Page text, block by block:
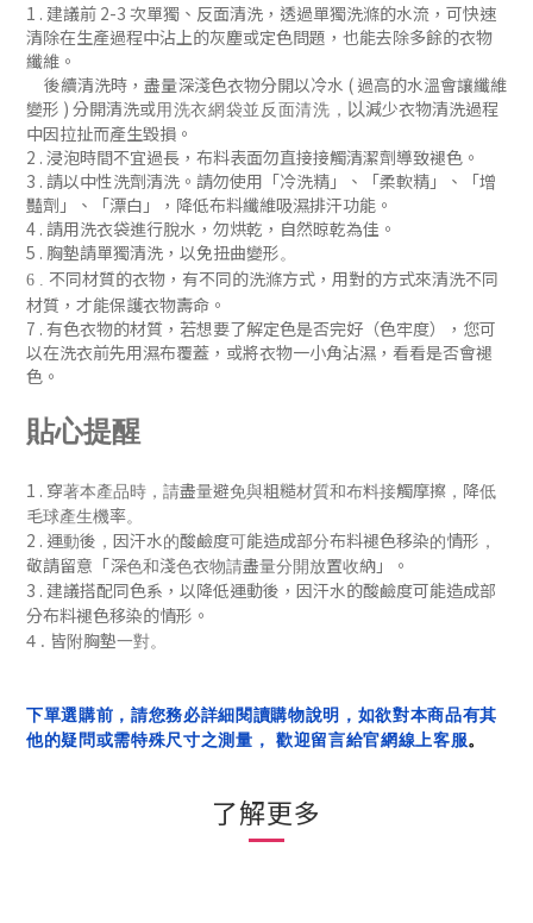
1 . 建議前 2-3 次單獨、反面清洗 ， 透過單獨洗滌的水流，可快速
清除在生產過程中沾上的灰塵或定色問題 ， 也能去除多餘的衣物
纖維。
後續清洗時 ，盡量深淺色衣物分開以冷水 ( 過高的水溫會讓纖維
變形 ) 分開清洗或用洗衣網袋並 反面清洗 ， 以減少衣物清洗過程
中因拉扯而產生毀損。
2 . 浸泡時間不宜過長，布料表面勿直接接觸清潔劑導致褪色。
3 . 請以中性洗劑清洗。請勿使用「冷洗精」、「柔軟精」
、「增
豔劑」
、「漂白」，降低布料纖維吸濕排汗功能 。
4 . 請用洗衣袋進行脫水，勿烘乾，自然晾乾為佳。
5 . 胸墊請單獨清洗，以免扭曲變形。
6 . 不同材質的衣物，有不同的洗滌方式，用對的方式來清洗不同
材質，才能保護衣物壽命。
7 . 有色衣物的材質，若想要了解定色是否完好（色牢度），您可
以在洗衣前先用濕布覆蓋，或將衣物一小角沾濕，看看是否會褪
色 。
貼心提醒
1 . 穿著本產品時，請盡量避免與粗糙材質和布料接觸摩擦，降低
毛球產生機率。
2 . 運動後， 因汗水的酸鹼度可能造成部分布料褪色移染的情形，
敬請留意 「深色和淺色衣物請盡量分開放置收納 」 。
3 . 建議搭配同色系， 以降低運動後， 因汗水的酸鹼度可能造成部
分布料褪色移染的情形 。
4 . 皆附胸墊一對。
下單選購前，請您務必詳細閱讀購物說明，如欲對本商品有其
他的疑問或需特殊尺寸之測量， 歡迎留言給官網線上客服。
了解更多